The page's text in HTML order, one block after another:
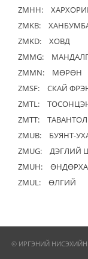
ZMHH:
ZMKB:
ZMKD:
ХОВД
ZMMG:
ZMMN:
МӨРӨН
ZMSF:
СКАЙ
ZMTL:
ZMTT:
ZMUB:
БУЯНТ-
ZMUG:
ДЭГЛИЙ
ZMUH:
ZMUL:
ӨЛГИЙ
© ИРГЭНИЙ